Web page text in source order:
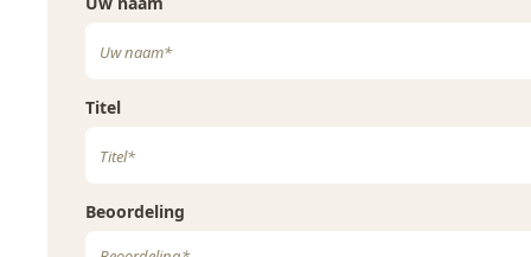
rijpt de wijn 6 maanden op Franse eikenhouten vaten van
maanden op de fles in de wijnkelders.
Titel
Beoordeling